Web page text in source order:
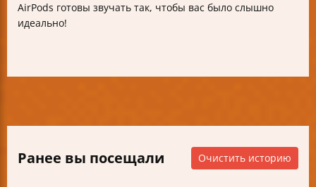
AirPods готовы звучать так, чтобы вас было слышно
идеально!
Ранее вы посещали Очистить историю